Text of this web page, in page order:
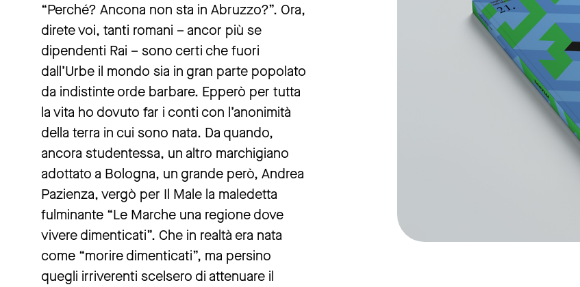
“Perché? Ancona non sta in Abruzzo?”. Ora,
direte voi, tanti romani – ancor più se
dipendenti Rai – sono certi che fuori
dall’Urbe il mondo sia in gran parte popolato
da indistinte orde barbare. Epperò per tutta
la vita ho dovuto far i conti con l’anonimità
della terra in cui sono nata. Da quando,
ancora studentessa, un altro marchigiano
adottato a Bologna, un grande però, Andrea
Pazienza, vergò per Il Male la maledetta
fulminante “Le Marche una regione dove
vivere dimenticati”. Che in realtà era nata
come “morire dimenticati”, ma persino
quegli irriverenti scelsero di attenuare il